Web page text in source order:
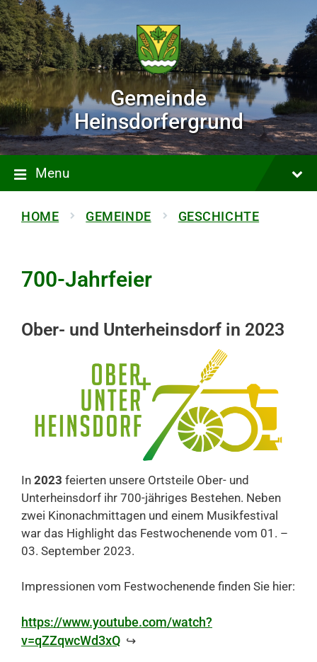
Gemeinde
Heinsdorfergrund
Menu
HOME GEMEINDE GESCHICHTE
700-Jahrfeier
Ober- und Unterheinsdorf in 2023
In 2023 feierten unsere Ortsteile Ober- und
Unterheinsdorf ihr 700-jähriges Bestehen. Neben
zwei Kinonachmittagen und einem Musikfestival
war das Highlight das Festwochenende vom 01. –
03. September 2023.
Impressionen vom Festwochenende finden Sie hier:
https://www.youtube.com/watch?
v=qZZqwcWd3xQ ↪